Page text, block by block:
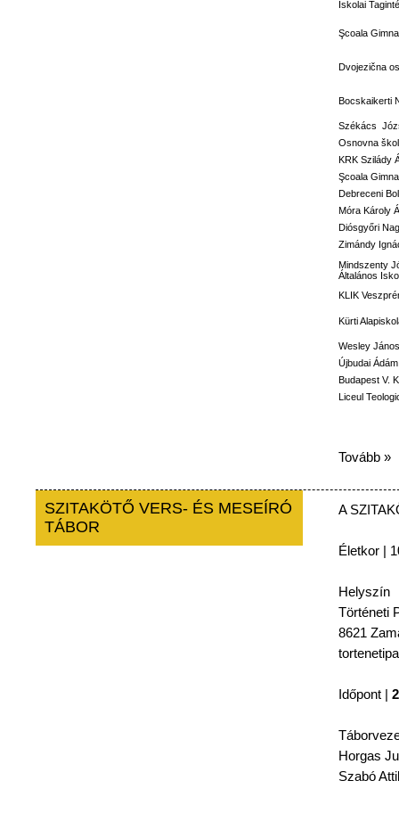
Iskolai
Şcoala
Dvojezična
Bocskaikerti
Székács
Osnovna
KRK Szilády
Şcoala
Debreceni
Móra Károly
Diósgyőri
Zimándy
Mindszenty
Általános
KLIK
Kürti
Wesley
Újbudai
Budapest V.
Liceul
Tovább »
SZITAKÖTŐ VERS- ÉS MESEÍRÓ
TÁBOR
A
Életkor |
Helyszín
Történeti
8621
Időpont |
Horgas
Szabó